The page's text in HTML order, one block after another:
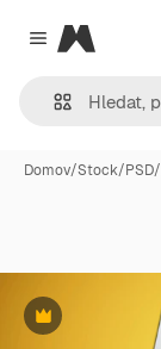
Close menu
Magnific
Domov/Stock/PSD/
Premium